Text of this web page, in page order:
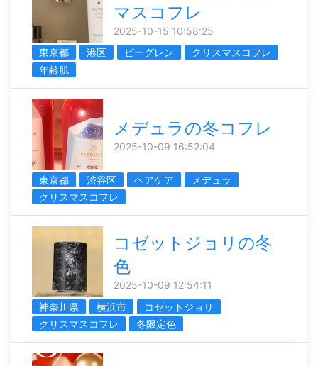
マスコフレ
2025-10-15 10:58:25
東京都
港区 ビーグレン
クリスマスコフレ
年齢肌
メデュラの冬コフレ
2025-10-09 16:52:04
東京都 渋谷区 ヘアケア
メデュラ
クリスマスコフレ
コゼットジョリの冬
色
2025-10-09 12:54:11
神奈川県
横浜市
コゼットジョリ
クリスマスコフレ
冬限定色